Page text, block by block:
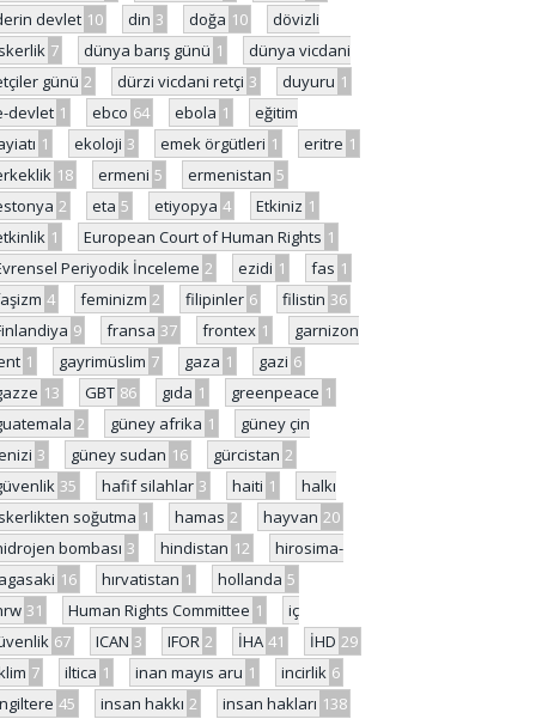
devlet 10 din 3 doğa 10
dövizli
7 dünya barış günü 1
dünya vicdani
günü 2 dürzi vicdani retçi 3 duyuru 1
devlet 1 ebco 64 ebola 1
eğitim
1 ekoloji 3 emek örgütleri 1 eritre 1
18 ermeni 5 ermenistan 5
2 eta 5 etiyopya 4 Etkiniz 1
1 European Court of Human Rights 1
Periyodik İnceleme 2 ezidi 1 fas 1
4 feminizm 2 filipinler 6 filistin 36
9 fransa 37 frontex 1
garnizon
1 gayrimüslim 7 gaza 1 gazi 6
13 GBT 86 gıda 1 greenpeace 1
2 güney afrika 1
güney çin
3 güney sudan 16 gürcistan 2
35 hafif silahlar 3 haiti 1
halkı
soğutma 1 hamas 2 hayvan 20
bombası 3 hindistan 12
hirosima-
16 hırvatistan 1 hollanda 5
31 Human Rights Committee 1
iç
67 ICAN 3 IFOR 2 İHA 41 İHD 29
7 iltica 1 inan mayıs aru 1 incirlik 6
45 insan hakkı 2 insan hakları 138